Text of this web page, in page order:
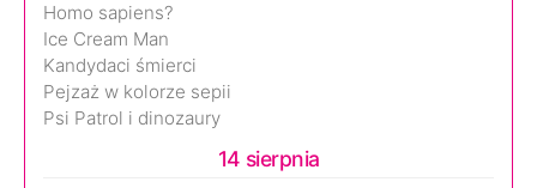
Homo sapiens?
Ice Cream Man
Kandydaci śmierci
Pejzaż w kolorze sepii
Psi Patrol i dinozaury
14 sierpnia